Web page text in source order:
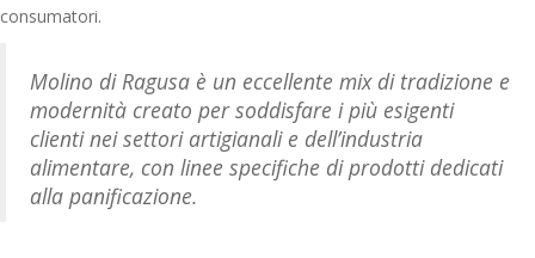
consumatori.
Molino di Ragusa è un eccellente mix di tradizione e
modernità creato per soddisfare i più esigenti
clienti nei settori artigianali e dell’industria
alimentare, con linee specifiche di prodotti dedicati
alla panificazione.